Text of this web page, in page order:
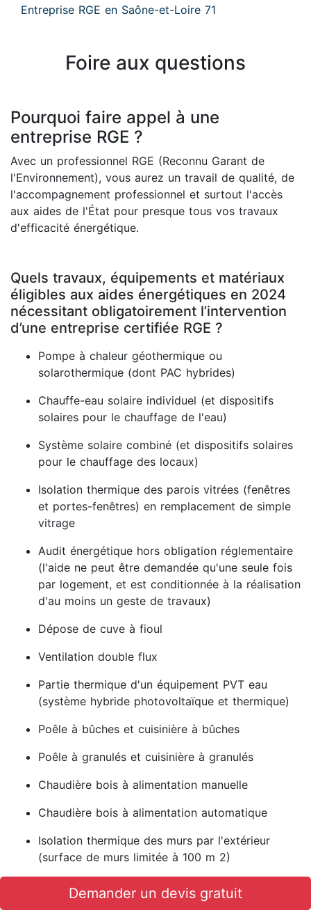
Entreprise RGE en Saône-et-Loire 71
Foire aux questions
Pourquoi faire appel à une
entreprise RGE ?
Avec un professionnel RGE (Reconnu Garant de
l'Environnement), vous aurez un travail de qualité, de
l'accompagnement professionnel et surtout l'accès
aux aides de l'État pour presque tous vos travaux
d'efficacité énergétique.
Quels travaux, équipements et matériaux
éligibles aux aides énergétiques en 2024
nécessitant obligatoirement l’intervention
d’une entreprise certifiée RGE ?
Pompe à chaleur géothermique ou
solarothermique (dont PAC hybrides)
Chauffe-eau solaire individuel (et dispositifs
solaires pour le chauffage de l'eau)
Système solaire combiné (et dispositifs solaires
pour le chauffage des locaux)
Isolation thermique des parois vitrées (fenêtres
et portes-fenêtres) en remplacement de simple
vitrage
Audit énergétique hors obligation réglementaire
(l'aide ne peut être demandée qu'une seule fois
par logement, et est conditionnée à la réalisation
d'au moins un geste de travaux)
Dépose de cuve à fioul
Ventilation double flux
Partie thermique d'un équipement PVT eau
(système hybride photovoltaïque et thermique)
Poêle à bûches et cuisinière à bûches
Poêle à granulés et cuisinière à granulés
Chaudière bois à alimentation manuelle
Chaudière bois à alimentation automatique
Isolation thermique des murs par l'extérieur
(surface de murs limitée à 100 m 2)
Isolation thermique des murs par l'intérieur
Demander un devis gratuit